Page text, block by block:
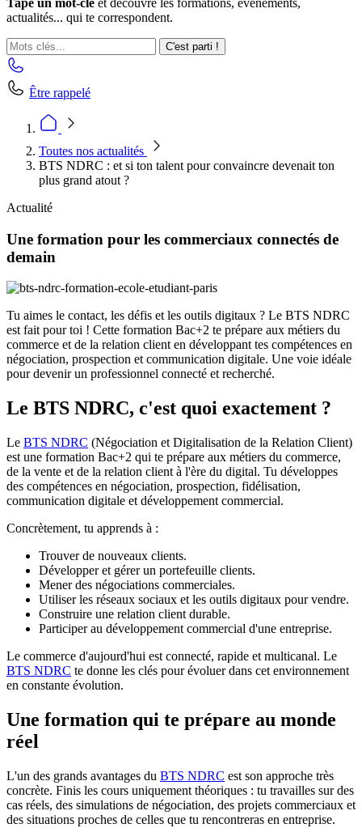
Tape un mot-clé et découvre les formations, événements,
actualités... qui te correspondent.
C'est parti !
Être rappelé
Toutes nos actualités
BTS NDRC : et si ton talent pour convaincre devenait ton
plus grand atout ?
Actualité
Une formation pour les commerciaux connectés de
demain
Tu aimes le contact, les défis et les outils digitaux ? Le BTS NDRC
est fait pour toi ! Cette formation Bac+2 te prépare aux métiers du
commerce et de la relation client en développant tes compétences en
négociation, prospection et communication digitale. Une voie idéale
pour devenir un professionnel connecté et recherché.
Le BTS NDRC, c'est quoi exactement ?
Le BTS NDRC (Négociation et Digitalisation de la Relation Client)
est une formation Bac+2 qui te prépare aux métiers du commerce,
de la vente et de la relation client à l'ère du digital. Tu développes
des compétences en négociation, prospection, fidélisation,
communication digitale et développement commercial.
Concrètement, tu apprends à :
Trouver de nouveaux clients.
Développer et gérer un portefeuille clients.
Mener des négociations commerciales.
Utiliser les réseaux sociaux et les outils digitaux pour vendre.
Construire une relation client durable.
Participer au développement commercial d'une entreprise.
Le commerce d'aujourd'hui est connecté, rapide et multicanal. Le
BTS NDRC te donne les clés pour évoluer dans cet environnement
en constante évolution.
Une formation qui te prépare au monde
réel
L'un des grands avantages du BTS NDRC est son approche très
concrète. Finis les cours uniquement théoriques : tu travailles sur des
cas réels, des simulations de négociation, des projets commerciaux et
des situations proches de celles que tu rencontreras en entreprise.